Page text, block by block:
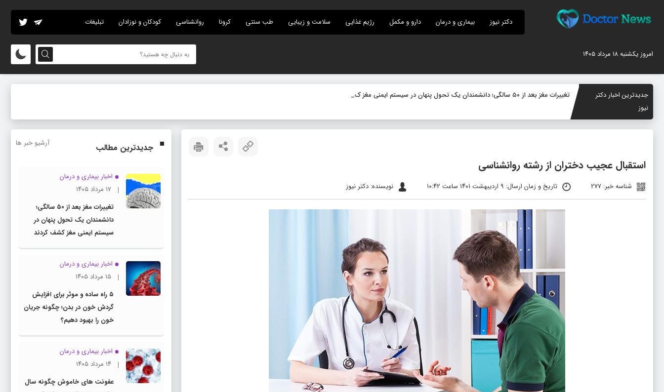
دکتر نیوز بیماری و درمان دارو و مکمل رژیم غذایی سلامت و زیبایی طب سنتی کرونا روانشناسی کودکان و نوزادان تبلیغات
امروز یکشنبه ۱۸ مرداد ۱۴۰۵
جدیدترین اخبار دکتر
نیوز
تغییرات مغز بعد از ۵۰ سالگی؛ دانشمندان یک تحول پنهان در سیستم ایمنی مغز کشف کردند
استقبال عجیب دختران از رشته روانشناسی
شناسه خبر: 277 تاریخ و زمان ارسال: ۹ اردیبهشت ۱۴۰۱ ساعت ۱۰:۴۲ نویسنده: دکتر نیوز
جدیدترین مطالب آرشیو خبر ها
اخبار بیماری و درمان
۱۷ مرداد ۱۴۰۵
تغییرات مغز بعد از ۵۰ سالگی؛
دانشمندان یک تحول پنهان در
سیستم ایمنی مغز کشف کردند
اخبار بیماری و درمان
۱۵ مرداد ۱۴۰۵
۵ راه ساده و موثر برای افزایش
گردش خون در بدن؛ چگونه جریان
خون را بهبود دهیم؟
اخبار بیماری و درمان
۱۴ مرداد ۱۴۰۵
عفونت های خاموش چگونه سال